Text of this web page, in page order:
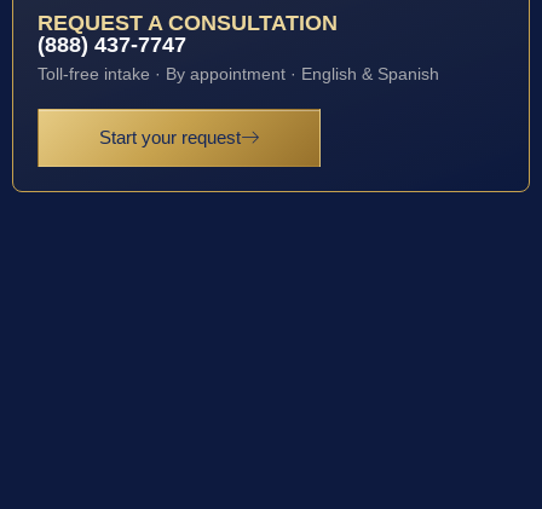
REQUEST A CONSULTATION
(888) 437-7747
Toll-free intake · By appointment · English & Spanish
Start your request